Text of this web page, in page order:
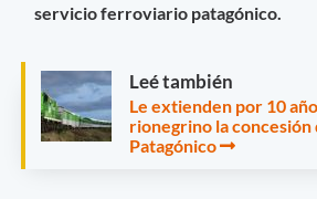
servicio ferroviario patagónico.
Leé también
Le extienden por 10
rionegrino la concesión
Patagónico